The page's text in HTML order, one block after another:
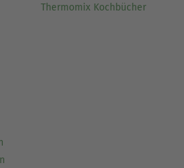
Thermomix Kochbücher